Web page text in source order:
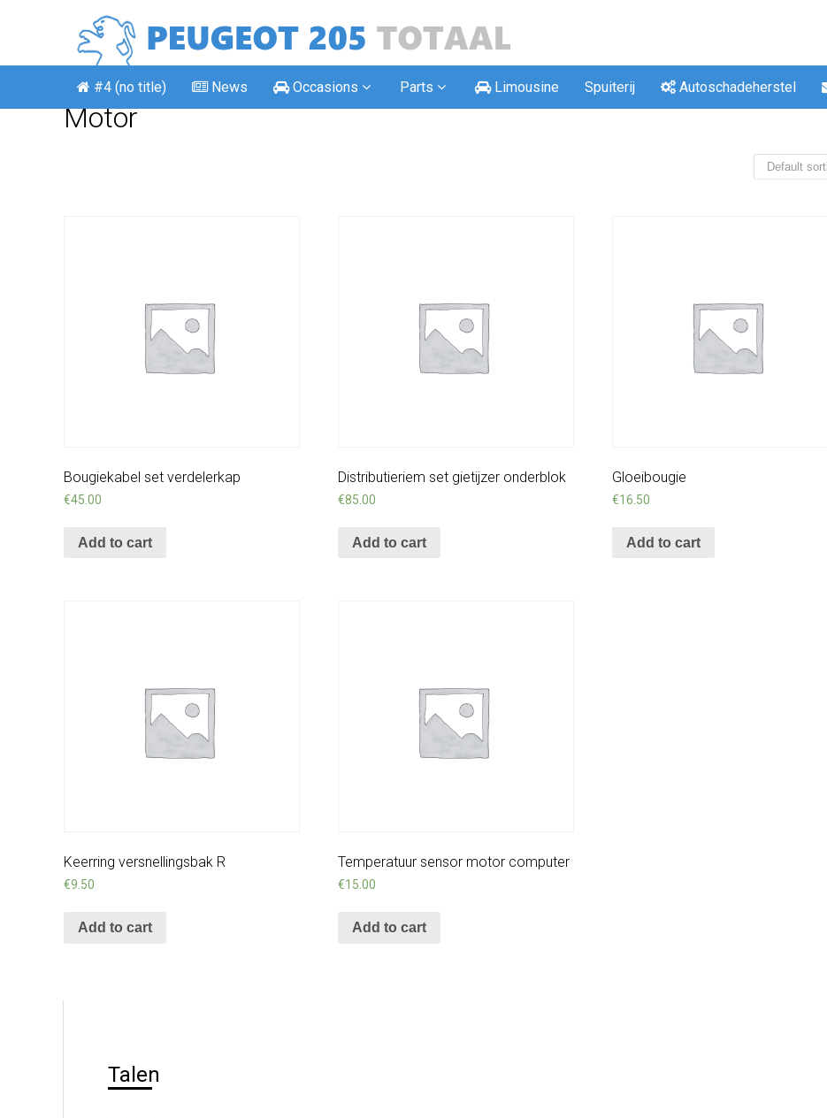
#4 (no title) News Occasions Parts Limousine Spuiterij Autoschadeherstel
Motor
Bougiekabel set verdelerkap
€45.00
Add to cart
Distributieriem set gietijzer onderblok
€85.00
Add to cart
Gloeibougie
€16.50
Add to cart
Keerring versnellingsbak R
€9.50
Add to cart
Temperatuur sensor motor computer
€15.00
Add to cart
Talen